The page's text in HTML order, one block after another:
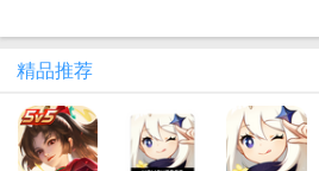
精品推荐